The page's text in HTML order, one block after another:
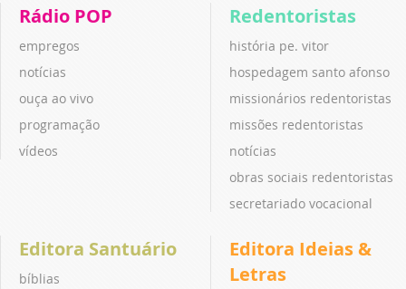
Rádio POP
empregos
notícias
ouça ao vivo
programação
vídeos
Redentoristas
história pe. vitor
hospedagem santo afonso
missionários redentoristas
missões redentoristas
notícias
obras sociais redentoristas
secretariado vocacional
Editora Santuário
bíblias
Editora Ideias &
Letras